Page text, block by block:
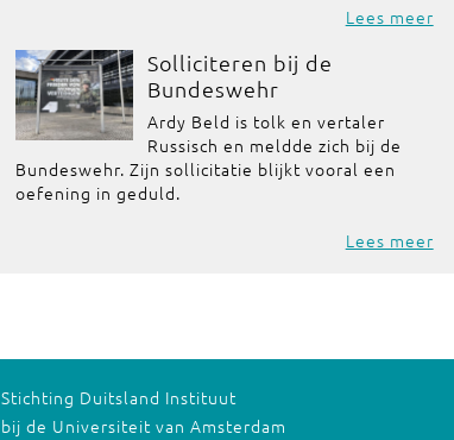
Lees meer
Solliciteren bij de
Bundeswehr
Ardy Beld is tolk en vertaler
Russisch en meldde zich bij de
Bundeswehr. Zijn sollicitatie blijkt vooral een
oefening in geduld.
Lees meer
Stichting Duitsland Instituut
bij de Universiteit van Amsterdam